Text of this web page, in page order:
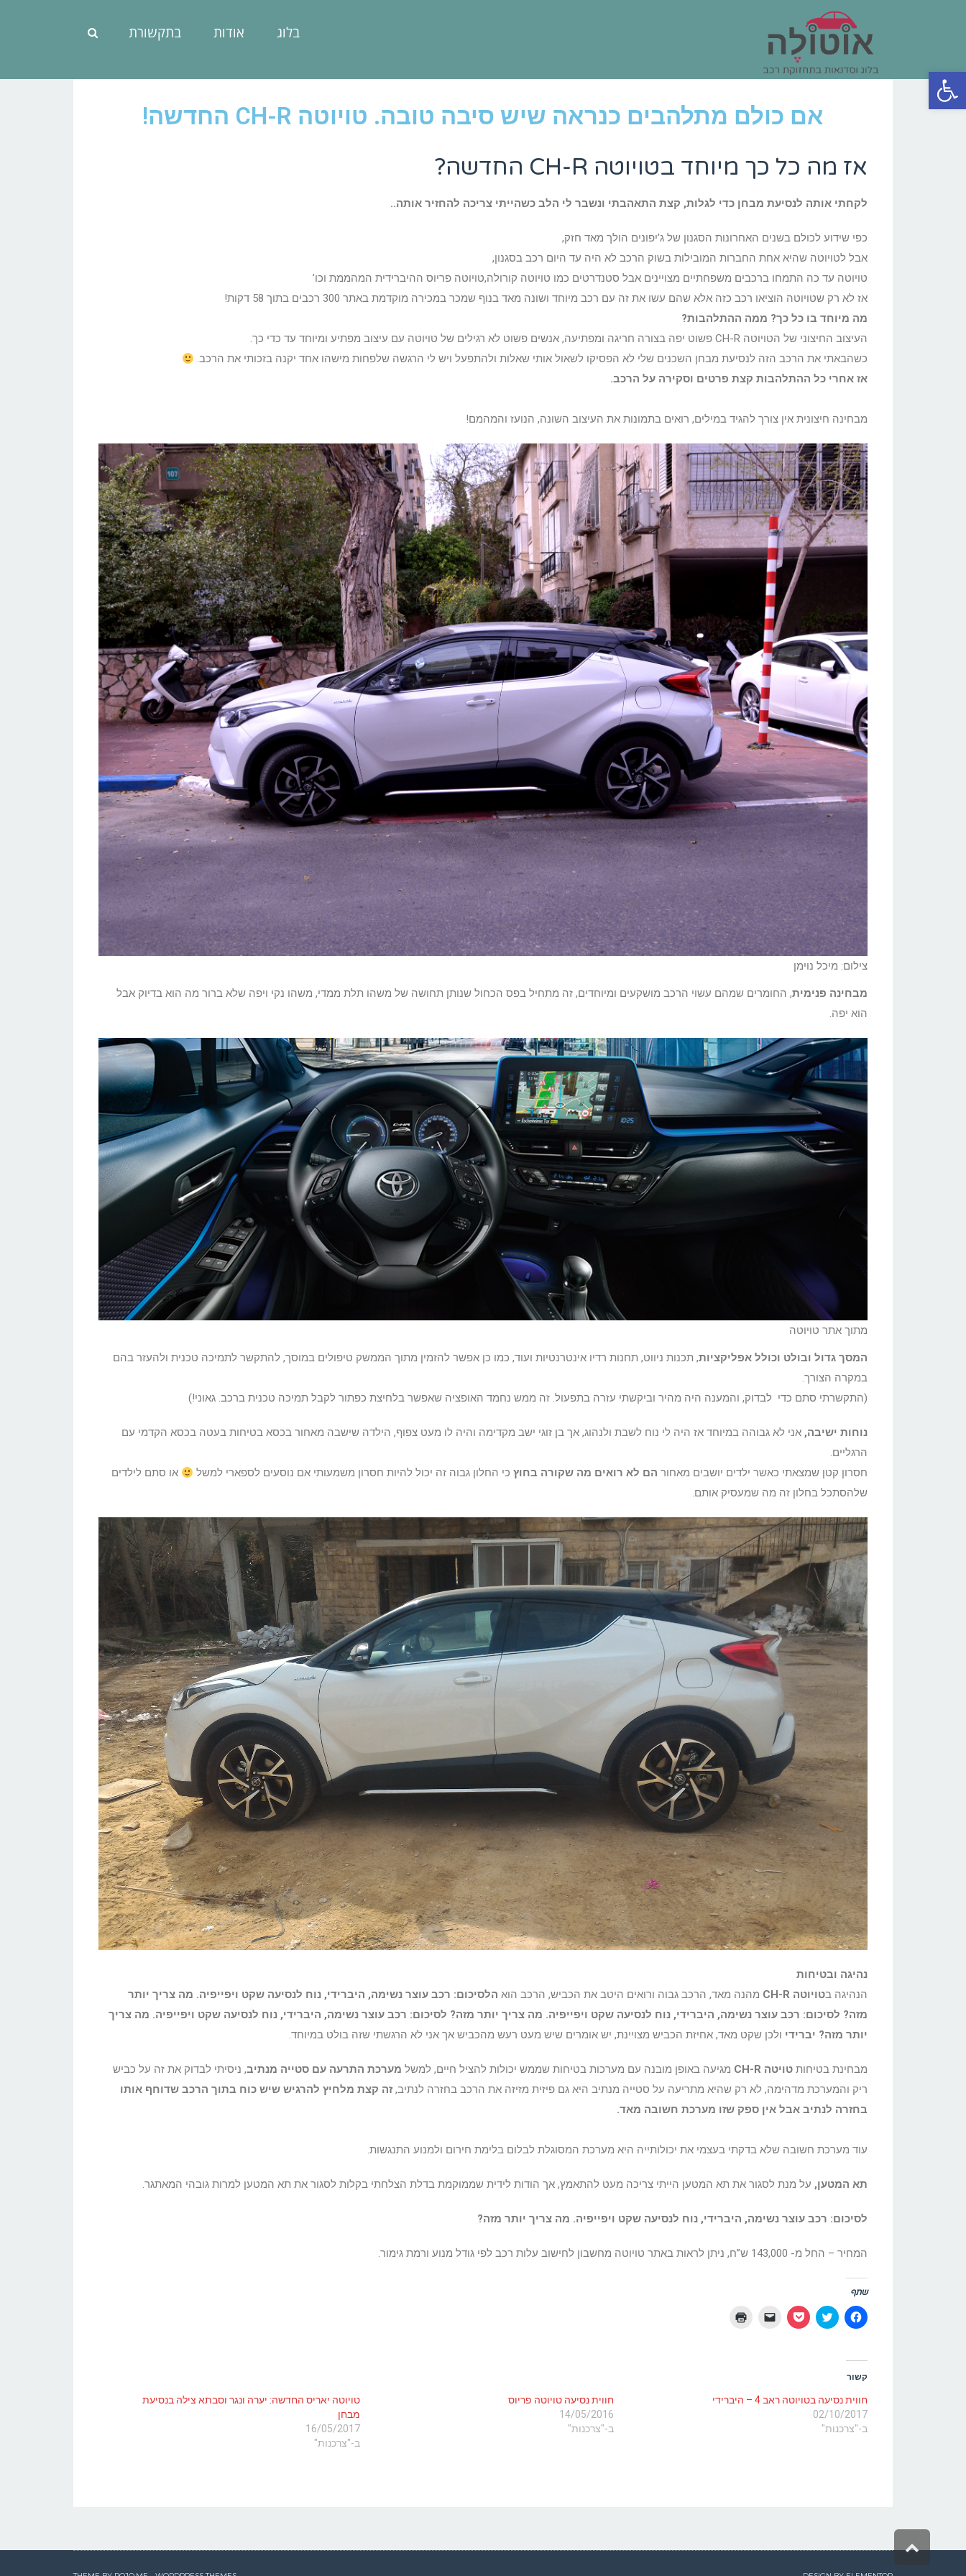
פתח סרגל נגישות
בלוג אודות בתקשורת
אם כולם מתלהבים כנראה שיש סיבה טובה. טויוטה CH-R החדשה!
אז מה כל כך מיוחד בטויוטה CH-R החדשה?
לקחתי אותה לנסיעת מבחן כדי לגלות, קצת התאהבתי ונשבר לי הלב כשהייתי צריכה להחזיר אותה..
כפי שידוע לכולם בשנים האחרונות הסגנון של ג’יפונים הולך מאד חזק,
אבל לטויוטה שהיא אחת החברות המובילות בשוק הרכב לא היה עד היום רכב בסגנון,
טויוטה עד כה התמחו ברכבים משפחתיים מצויינים אבל סטנדרטים כמו טויוטה קורולה,טויוטה פריוס ההיברידית המהממת וכו’
אז לא רק שטויוטה הוציאו רכב כזה אלא שהם עשו את זה עם רכב מיוחד ושונה מאד בנוף שמכר במכירה מוקדמת באתר 300 רכבים בתוך 58 דקות!
מה מיוחד בו כל כך? ממה ההתלהבות?
העיצוב החיצוני של הטויוטה CH-R פשוט יפה בצורה חריגה ומפתיעה, אנשים פשוט לא רגילים של טויוטה עם עיצוב מפתיע ומיוחד עד כדי כך.
כשהבאתי את הרכב הזה לנסיעת מבחן השכנים שלי לא הפסיקו לשאול אותי שאלות ולהתפעל ויש לי הרגשה שלפחות מישהו אחד יקנה בזכותי את הרכב.
אז אחרי כל ההתלהבות קצת פרטים וסקירה על הרכב.
מבחינה חיצונית אין צורך להגיד במילים, רואים בתמונות את העיצוב השונה, הנועז והמהמם!
צילום: מיכל נוימן
מבחינה פנימית, החומרים שמהם עשוי הרכב מושקעים ומיוחדים, זה מתחיל בפס הכחול שנותן תחושה של משהו תלת ממדי, משהו נקי ויפה שלא ברור מה הוא בדיוק אבל
הוא יפה.
מתוך אתר טויוטה
המסך גדול ובולט וכולל אפליקציות, תכנות ניווט, תחנות רדיו אינטרנטיות ועוד, כמו כן אפשר להזמין מתוך הממשק טיפולים במוסך, להתקשר לתמיכה טכנית ולהעזר בהם
במקרה הצורך.
(התקשרתי סתם כדי לבדוק, והמענה היה מהיר וביקשתי עזרה בתפעול. זה ממש נחמד האופציה שאפשר בלחיצת כפתור לקבל תמיכה טכנית ברכב. גאוני!)
נוחות ישיבה, אני לא גבוהה במיוחד אז היה לי נוח לשבת ולנהוג, אך בן זוגי ישב מקדימה והיה לו מעט צפוף, הילדה שישבה מאחור בכסא בטיחות בעטה בכסא הקדמי עם
הרגליים.
חסרון קטן שמצאתי כאשר ילדים יושבים מאחור הם לא רואים מה שקורה בחוץ כי החלון גבוה זה יכול להיות חסרון משמעותי אם נוסעים לספארי למשל
או סתם לילדים
שלהסתכל בחלון זה מה שמעסיק אותם.
נהיגה ובטיחות
הנהיגה בטויוטה CH-R מהנה מאד, הרכב גבוה ורואים היטב את הכביש, הרכב הוא הלסיכום: רכב עוצר נשימה, היברידי, נוח לנסיעה שקט ויפייפיה. מה צריך יותר
מזה? לסיכום: רכב עוצר נשימה, היברידי, נוח לנסיעה שקט ויפייפיה. מה צריך יותר מזה? לסיכום: רכב עוצר נשימה, היברידי, נוח לנסיעה שקט ויפייפיה. מה צריך
יותר מזה? יברידי ולכן שקט מאד, אחיזת הכביש מצויינת, יש אומרים שיש מעט רעש מהכביש אך אני לא הרגשתי שזה בולט במיוחד.
מבחינת בטיחות טויטה CH-R מגיעה באופן מובנה עם מערכות בטיחות שממש יכולות להציל חיים, למשל מערכת התרעה עם סטייה מנתיב, ניסיתי לבדוק את זה על כביש
ריק והמערכת מדהימה, לא רק שהיא מתריעה על סטייה מנתיב היא גם פיזית מזיזה את הרכב בחזרה לנתיב,זה קצת מלחיץ להרגיש שיש כוח בתוך הרכב שדוחף אותו
בחזרה לנתיב אבל אין ספק שזו מערכת חשובה מאד.
עוד מערכת חשובה שלא בדקתי בעצמי את יכולותייה היא מערכת המסוגלת לבלום בלימת חירום ולמנוע התנגשות.
תא המטען, על מנת לסגור את תא המטען הייתי צריכה מעט להתאמץ, אך הודות לידית שממוקמת בדלת הצלחתי בקלות לסגור את תא המטען למרות גובהי המאתגר.
לסיכום: רכב עוצר נשימה, היברידי, נוח לנסיעה שקט ויפייפיה. מה צריך יותר מזה?
המחיר – החל מ- 143,000 ש”ח, ניתן לראות באתר טויוטה מחשבון לחישוב עלות רכב לפי גודל מנוע ורמת גימור.
שתף
לחיצה
לשיתוף
חדש)
לחצו
כדי
לחצו
לשיתוף ללחוץ
חדש)
קשור
חווית נסיעה בטויוטה ראב 4 – היברידי
02/10/2017
ב-"צרכנות"
חווית נסיעה טויוטה פריוס
14/05/2016
ב-"צרכנות"
טויוטה יאריס החדשה: יערה ונגר וסבתא צילה בנסיעת
מבחן
16/05/2017
ב-"צרכנות"
גלילה